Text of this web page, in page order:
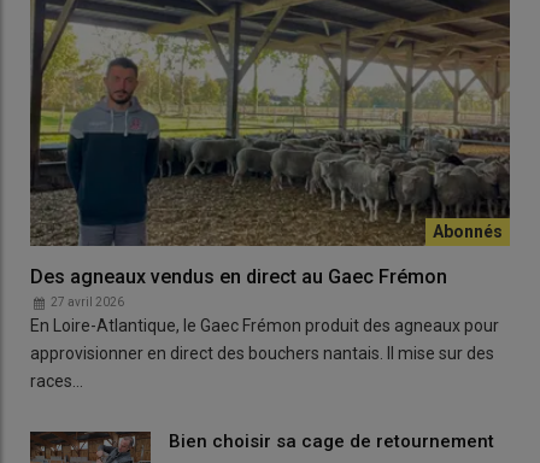
Des agneaux vendus en direct au Gaec Frémon
27 avril 2026
En Loire-Atlantique, le Gaec Frémon produit des agneaux pour
approvisionner en direct des bouchers nantais. Il mise sur des
races…
Bien choisir sa cage de retournement